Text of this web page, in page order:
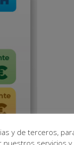
y de terceros,